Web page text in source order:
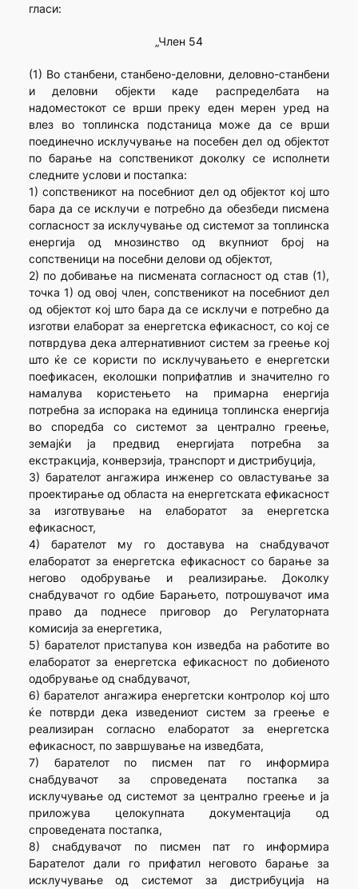
гласи:
„Член 54
(1) Во станбени, станбено-деловни, деловно-станбени
и деловни објекти каде распределбата на
надоместокот се врши преку еден мерен уред на
влез во топлинска подстаница може да се врши
поединечно исклучување на посебен дел од објектот
по барање на сопственикот доколку се исполнети
следните услови и постапка:
1) сопственикот на посебниот дел од објектот кој што
бара да се исклучи е потребно да обезбеди писмена
согласност за исклучување од системот за топлинска
енергија од мнозинство од вкупниот број на
сопственици на посебни делови од објектот,
2) по добивање на писмената согласност од став (1),
точка 1) од овој член, сопственикот на посебниот дел
од објектот кој што бара да се исклучи е потребно да
изготви елаборат за енергетска ефикасност, со кој се
потврдува дека алтернативниот систем за греење кој
што ќе се користи по исклучувањето е енергетски
поефикасен, еколошки поприфатлив и значително го
намалува користењето на примарна енергија
потребна за испорака на единица топлинска енергија
во споредба со системот за централно греење,
земајќи ја предвид енергијата потребна за
екстракција, конверзија, транспорт и дистрибуција,
3) барателот ангажира инженер со овластување за
проектирање од областа на енергетската ефикасност
за изготвување на елаборатот за енергетска
ефикасност,
4) барателот му го доставува на снабдувачот
елаборатот за енергетска ефикасност со барање за
негово одобрување и реализирање. Доколку
снабдувачот го одбие Барањето, потрошувачот има
право да поднесе приговор до Регулаторната
комисија за енергетика,
5) барателот пристапува кон изведба на работите во
елаборатот за енергетска ефикасност по добиеното
одобрување од снабдувачот,
6) барателот ангажира енергетски контролор кој што
ќе потврди дека изведениот систем за греење е
реализиран согласно елаборатот за енергетска
ефикасност, по завршување на изведбата,
7) барателот по писмен пат го информира
снабдувачот за спроведената постапка за
исклучување од системот за централно греење и ја
приложува целокупната документација од
спроведената постапка,
8) снабдувачот по писмен пат го информира
Барателот дали го прифатил неговото барање за
исклучување од системот за дистрибуција на